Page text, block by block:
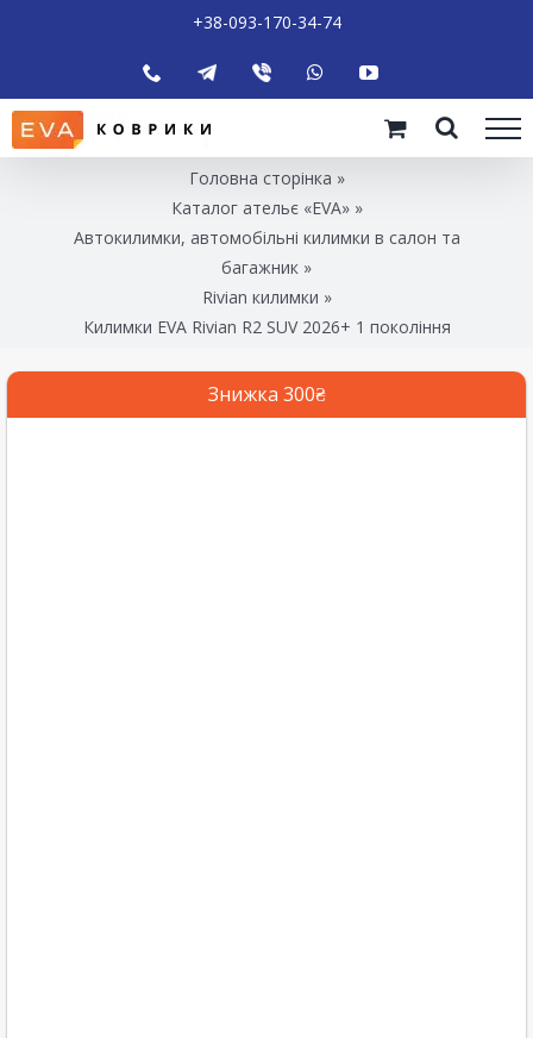
+38-093-170-34-74
Головна сторінка »
Каталог ательє «EVA»»
Автокилимки, автомобільні килимки в салон та
багажник »
Rivian килимки »
Килимки EVA Rivian R2 SUV 2026+ 1 покоління
Знижка 300₴